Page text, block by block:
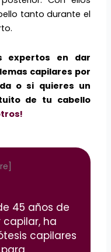
tanto durante el
expertos en dar
capilares por
o si quieres un
de tu cabello
45 años de
ha
capilares